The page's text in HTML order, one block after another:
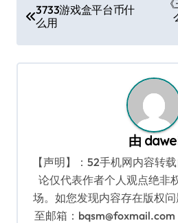
章
导
航
3733游戏盒平台币什
么用
由
【声明】：52手机网内容转
论仅代表作者个人观点绝非
场。如您发现内容存在版权
至邮箱：